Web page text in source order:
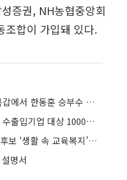
증권, NH농협중앙회
조합이 가입돼 있다.
한국판 맘다니식 캠페인, 부산 북갑에서 한동훈 승부수 통할까
BNK부산은행, 중동분쟁 여파에 수출입기업 대상 1000억 특화대출 지원
부산시교육감 선거, 김석준 예비후보 ‘생활 속 교육복지’로 학부모 체감 부담 줄인다
명서